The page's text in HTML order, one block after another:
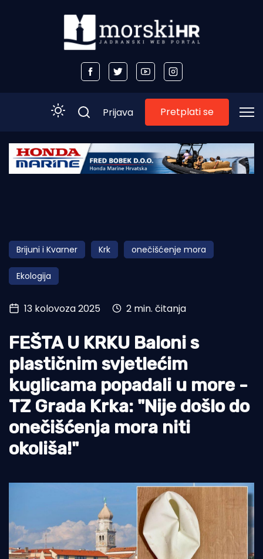
Početna
Obala
Otoci
Turizam i nautika
Pomorstvo
Ribolov
Ekologija
Tradicija i kultura
Prijava Pretplati se
Brijuni i Kvarner Krk onečišćenje mora
Ekologija
13 kolovoza 2025 2 min. čitanja
FEŠTA U KRKU Baloni s
plastičnim svjetlećim
kuglicama popadali u more -
TZ Grada Krka: "Nije došlo do
onečišćenja mora niti
okoliša!"